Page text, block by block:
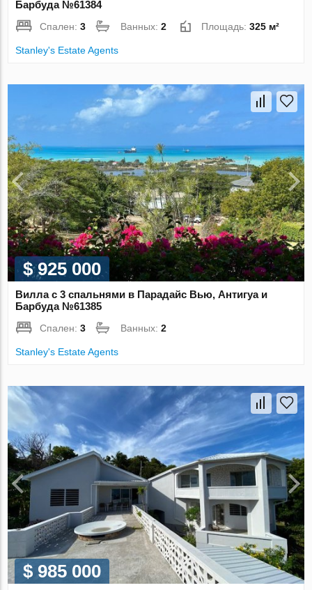
Барбуда №61384
Спален:3 Ванных:2 Площадь:325 м²
Stanley's Estate Agents
$ 925 000
Вилла с 3 спальнями в Парадайс Вью, Антигуа и
Барбуда №61385
Спален:3 Ванных:2
Stanley's Estate Agents
$ 985 000